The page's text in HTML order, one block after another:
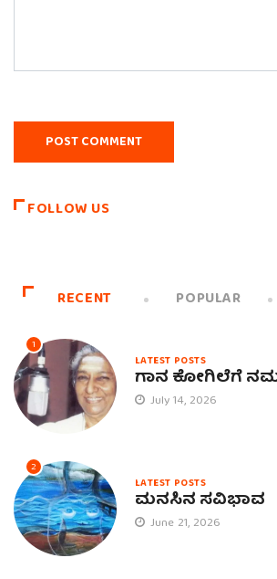
FOLLOW US
RECENT POPULAR
1
LATEST POSTS
ಗಾನ ಕೋಗಿಲೆಗೆ
July 14, 2026
2
LATEST POSTS
ಮನಸಿನ ಸವಿಭಾವ
June 21, 2026